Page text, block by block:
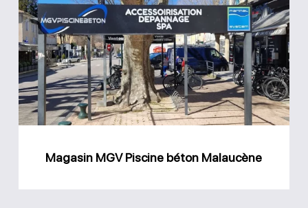
MGV
Piscine
béton
Malaucène
Magasin MGV Piscine béton Malaucène